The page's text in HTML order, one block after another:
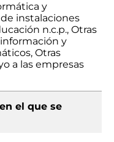
y
instalaciones
n.c.p., Otras
y
Otras
a las empresas
el que se